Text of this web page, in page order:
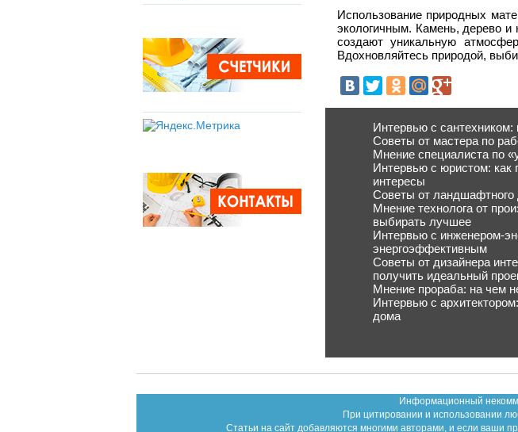
Использование природных
экологичным. Камень, дерево и
создают уникальную
Вдохновляйтесь природой,
Интервью с
Советы от мастера по
Мнение специалиста по
Интервью с юристом: как
интересы
Советы от ландшафтного
Мнение технолога от
выбирать лучшее
Интервью с инженером-
энергоэффективным
Советы от дизайнера
получить идеальный
Мнение прораба: на чем
Интервью с
дома
Информационный
При цитировании и использовании
Статьи на сайт добавляются многими авторами, и если ваши